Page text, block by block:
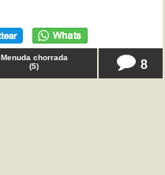
Menuda chorrada
(5) 8